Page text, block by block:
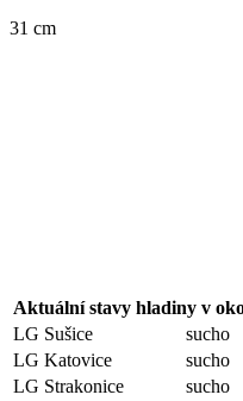
31 cm
Aktuální stavy hladiny v
LG Sušice
sucho
LG Katovice
sucho
LG Strakonice
sucho